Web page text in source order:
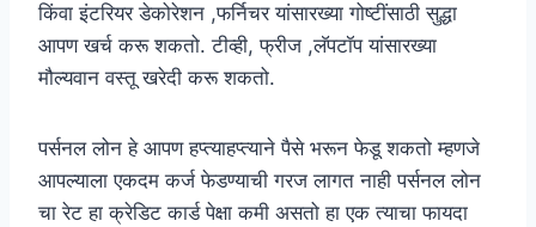
किंवा इंटरियर डेकोरेशन ,फर्निचर यांसारख्या गोष्टींसाठी सुद्धा
आपण खर्च करू शकतो. टीव्ही, फ्रीज ,लॅपटॉप यांसारख्या
मौल्यवान वस्तू खरेदी करू शकतो.
पर्सनल लोन हे आपण हप्त्याहप्त्याने पैसे भरून फेडू शकतो म्हणजे
आपल्याला एकदम कर्ज फेडण्याची गरज लागत नाही पर्सनल लोन
चा रेट हा क्रेडिट कार्ड पेक्षा कमी असतो हा एक त्याचा फायदा